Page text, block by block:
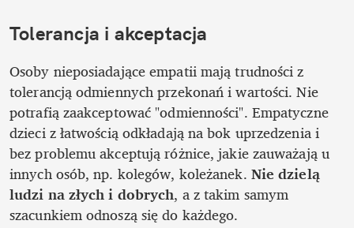
Tolerancja i akceptacja
Osoby nieposiadające empatii mają trudności z
tolerancją odmiennych przekonań i wartości. Nie
potrafią zaakceptować "odmienności". Empatyczne
dzieci z łatwością odkładają na bok uprzedzenia i
bez problemu akceptują różnice, jakie zauważają u
innych osób, np. kolegów, koleżanek. Nie dzielą
ludzi na złych i dobrych, a z takim samym
szacunkiem odnoszą się do każdego.